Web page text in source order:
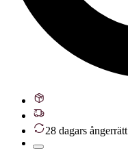
28 dagars ångerrätt